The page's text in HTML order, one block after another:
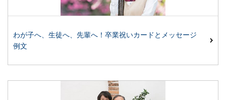
わが子へ、生徒へ、先輩へ！卒業祝いカードとメッセージ
例文